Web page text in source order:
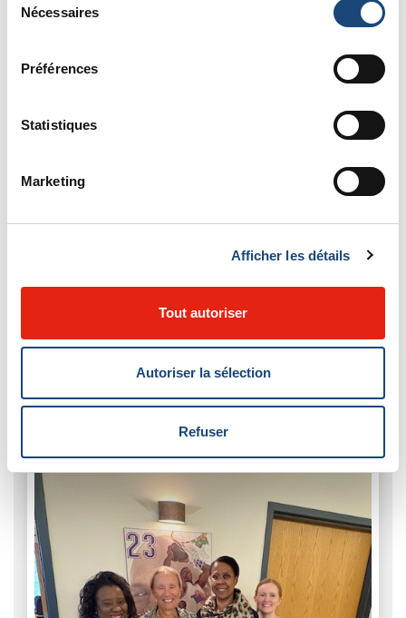
Nécessaires
Préférences
Statistiques
Marketing
Afficher les détails
Tout autoriser
Autoriser la sélection
Refuser